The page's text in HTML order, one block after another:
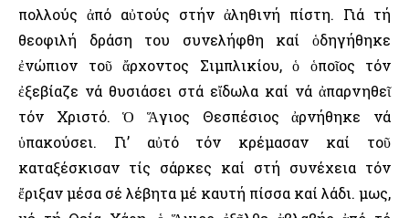
πολλούς ἀπό αὐτούς στήν ἀληθινή πίστη. Γιά τή
θεοφιλή δράση του συνελήφθη καί ὁδηγήθηκε
ἐνώπιον τοῦ ἄρχοντος Σιμπλικίου, ὁ ὁποῖος τόν
ἐξεβίαζε νά θυσιάσει στά εἴδωλα καί νά ἀπαρνηθεῖ
τόν Χριστό. Ὁ Ἅγιος Θεσπέσιος ἀρνήθηκε νά
ὑπακούσει. Γι’ αὐτό τόν κρέμασαν καί τοῦ
καταξέσκισαν τίς σάρκες καί στή συνέχεια τόν
ἔριξαν μέσα σέ λέβητα μέ καυτή πίσσα καί λάδι. Ὅμως,